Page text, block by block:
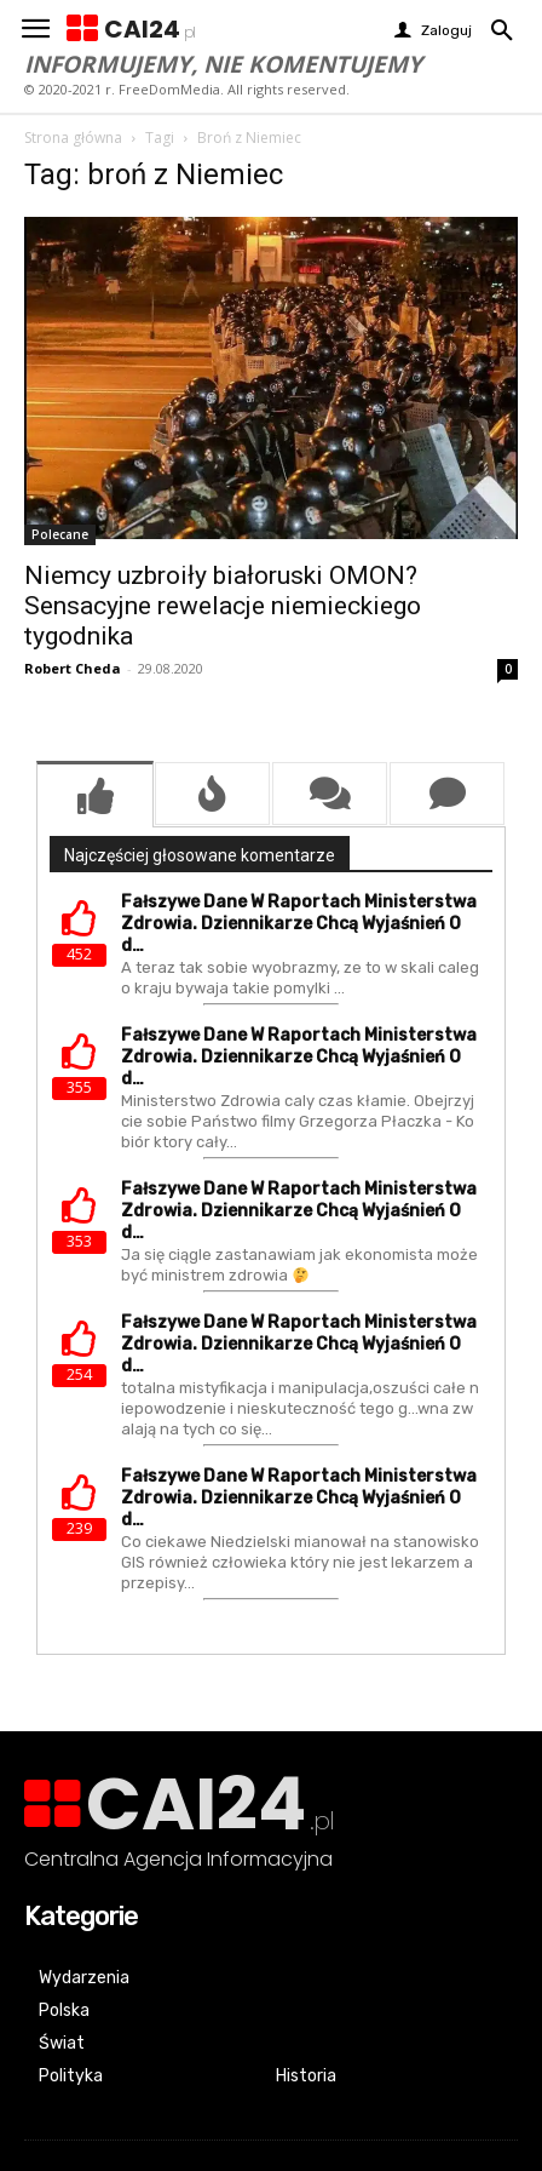
CAI24 pl Zaloguj
INFORMUJEMY, NIE KOMENTUJEMY
© 2020-2021 r. FreeDomMedia. All rights reserved.
Strona główna Tagi Broń z Niemiec
Tag: broń z Niemiec
Polecane
Niemcy uzbroiły białoruski OMON?
Sensacyjne rewelacje niemieckiego
tygodnika
Robert Cheda - 29.08.2020 0
Najczęściej głosowane komentarze
452
Fałszywe Dane W Raportach Ministerstwa
Zdrowia. Dziennikarze Chcą Wyjaśnień O
D…
A teraz tak sobie wyobrazmy, ze to w skali caleg
o kraju bywaja takie pomylki ...
355
Fałszywe Dane W Raportach Ministerstwa
Zdrowia. Dziennikarze Chcą Wyjaśnień O
D…
Ministerstwo Zdrowia caly czas kłamie. Obejrzyj
cie sobie Państwo filmy Grzegorza Płaczka - Ko
biór ktory cały…
353
Fałszywe Dane W Raportach Ministerstwa
Zdrowia. Dziennikarze Chcą Wyjaśnień O
D…
Ja się ciągle zastanawiam jak ekonomista może
być ministrem zdrowia
254
Fałszywe Dane W Raportach Ministerstwa
Zdrowia. Dziennikarze Chcą Wyjaśnień O
D…
totalna mistyfikacja i manipulacja,oszuści całe n
iepowodzenie i nieskuteczność tego g...wna zw
alają na tych co się…
239
Fałszywe Dane W Raportach Ministerstwa
Zdrowia. Dziennikarze Chcą Wyjaśnień O
D…
Co ciekawe Niedzielski mianował na stanowisko
GIS również człowieka który nie jest lekarzem a
przepisy…
CAI24 .pl
Centralna Agencja Informacyjna
Kategorie
Wydarzenia
Polska
Świat
Polityka
Historia